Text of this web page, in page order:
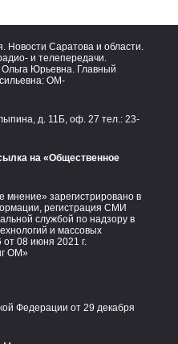
Новости Саратова и области.
и телепередачи.
Юрьевна. Главный
OM-
д. 11Б, оф. 27 тел.: 23-
на «Общественное
зарегистрировано в
регистрация СМИ
службой по надзору в
и массовых
08 июня 2021 г.
ОМ»
Федерации от 29 декабря